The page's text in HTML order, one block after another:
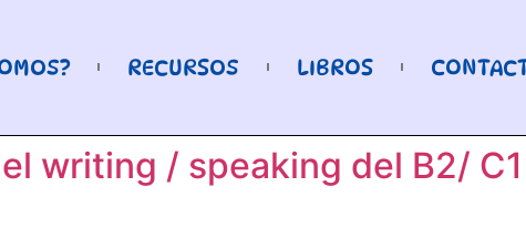
RECURSOS LIBROS
writing / speaking del B2/